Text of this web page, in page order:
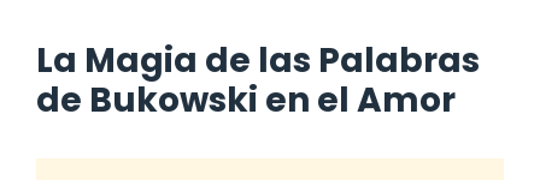
La Magia de las Palabras
de Bukowski en el Amor